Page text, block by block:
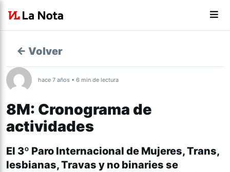
← Volver
hace 7 años • 6 min de lectura
8M: Cronograma de
actividades
El 3º Paro Internacional de Mujeres, Trans,
lesbianas, Travas y no binaries se